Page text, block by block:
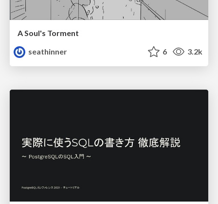
A Soul's Torment
seathinner
6 3.2k